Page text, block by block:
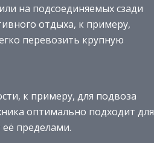
на подсоединяемых сзади
отдыха, к примеру,
перевозить крупную
к примеру, для подвоза
оптимально подходит для
пределами.